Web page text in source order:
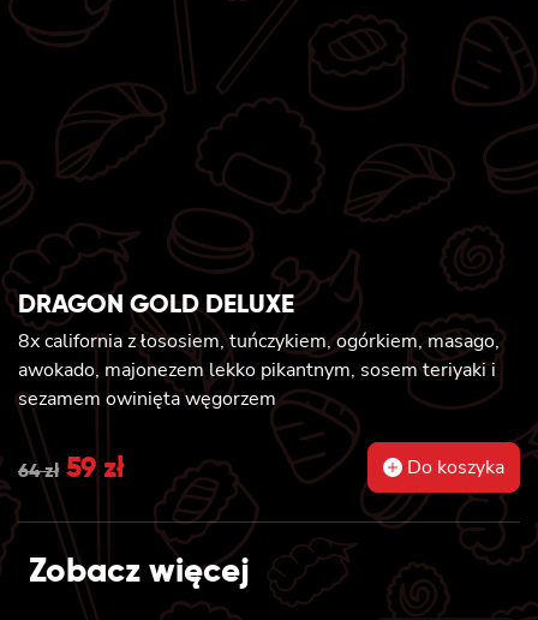
DRAGON GOLD DELUXE
8x california z łososiem, tuńczykiem, ogórkiem, masago,
awokado, majonezem lekko pikantnym, sosem teriyaki i
sezamem owinięta węgorzem
64zł Original
price
was:
64 zł.
59 złCurrent
price
59 zł.
Do koszyka
Zobacz więcej